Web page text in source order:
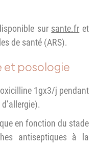
sur sante.fr et
de santé (ARS).
et posologie
1gx3/j pendant
en fonction du stade
antiseptiques à la